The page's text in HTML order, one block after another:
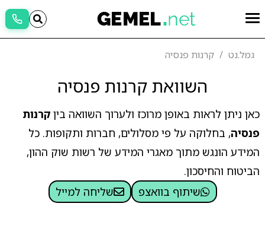
גמל.נט קרנות פנסיה
השוואת קרנות פנסיה
כאן ניתן לראות באופן מרוכז ולערוך השוואה בין קרנות
פנסיה, בחלוקה על פי מסלולים, חברות ותקופות. כל
המידע הונגש מתוך מאגרי המידע של רשות שוק ההון,
הביטוח והחיסכון.
שיתוף בוואצפ
שליחה למייל